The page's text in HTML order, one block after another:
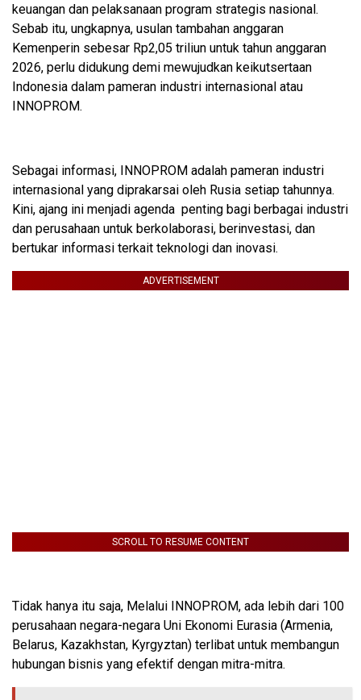
keuangan dan pelaksanaan program strategis nasional.
Sebab itu, ungkapnya, usulan tambahan anggaran
Kemenperin sebesar Rp2,05 triliun untuk tahun anggaran
2026, perlu didukung demi mewujudkan keikutsertaan
Indonesia dalam pameran industri internasional atau
INNOPROM.
Sebagai informasi, INNOPROM adalah pameran industri
internasional yang diprakarsai oleh Rusia setiap tahunnya.
Kini, ajang ini menjadi agenda penting bagi berbagai industri
dan perusahaan untuk berkolaborasi, berinvestasi, dan
bertukar informasi terkait teknologi dan inovasi.
ADVERTISEMENT
SCROLL TO RESUME CONTENT
Tidak hanya itu saja, Melalui INNOPROM, ada lebih dari 100
perusahaan negara-negara Uni Ekonomi Eurasia (Armenia,
Belarus, Kazakhstan, Kyrgyztan) terlibat untuk membangun
hubungan bisnis yang efektif dengan mitra-mitra.